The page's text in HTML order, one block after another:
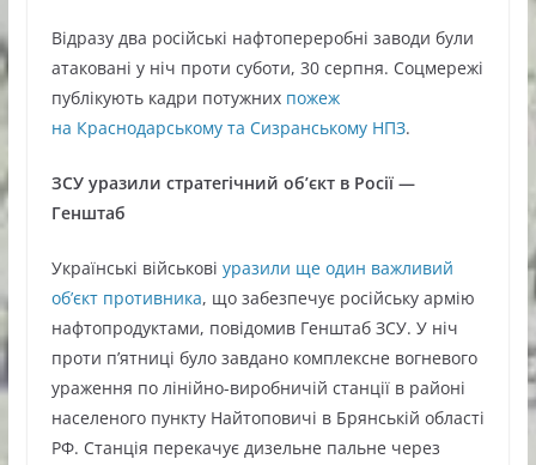
Відразу два російські нафтопереробні заводи були
атаковані у ніч проти суботи, 30 серпня. Соцмережі
публікують кадри потужних пожеж
на Краснодарському та Сизранському НПЗ.
ЗСУ уразили стратегічний об’єкт в Росії —
Генштаб
Українські військові уразили ще один важливий
об’єкт противника, що забезпечує російську армію
нафтопродуктами, повідомив Генштаб ЗСУ. У ніч
проти п’ятниці було завдано комплексне вогневого
ураження по лінійно-виробничій станції в районі
населеного пункту Найтоповичі в Брянській області
РФ. Станція перекачує дизельне пальне через